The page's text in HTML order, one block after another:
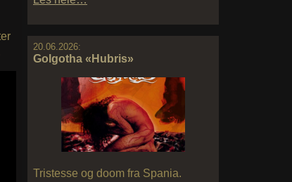
20.06.2026:
Golgotha «Hubris»
Tristesse og doom fra Spania.